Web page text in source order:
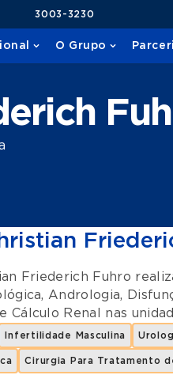
3003-3230
O Grupo
Friederich Fuhro
, Andrologia,
Cálculo Renal
nas
Infertilidade Masculina
Cirurgia Para Tratamento